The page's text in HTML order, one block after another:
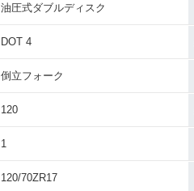
油圧式ダブルディスク
DOT 4
倒立フォーク
120
1
120/70ZR17